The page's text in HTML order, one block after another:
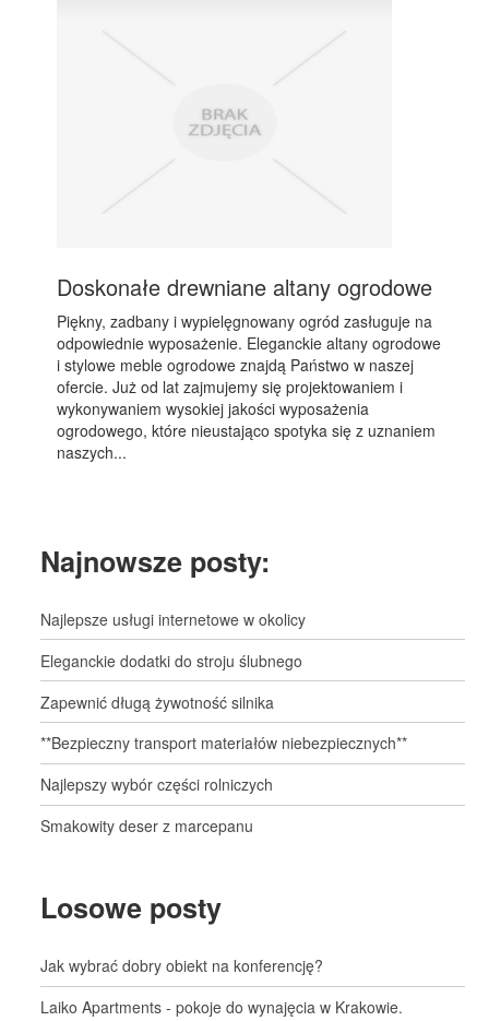
Doskonałe drewniane altany ogrodowe
Piękny, zadbany i wypielęgnowany ogród zasługuje na
odpowiednie wyposażenie. Eleganckie altany ogrodowe
i stylowe meble ogrodowe znajdą Państwo w naszej
ofercie. Już od lat zajmujemy się projektowaniem i
wykonywaniem wysokiej jakości wyposażenia
ogrodowego, które nieustająco spotyka się z uznaniem
naszych...
Najnowsze posty:
Najlepsze usługi internetowe w okolicy
Eleganckie dodatki do stroju ślubnego
Zapewnić długą żywotność silnika
**Bezpieczny transport materiałów niebezpiecznych**
Najlepszy wybór części rolniczych
Smakowity deser z marcepanu
Losowe posty
Jak wybrać dobry obiekt na konferencję?
Laiko Apartments - pokoje do wynajęcia w Krakowie.